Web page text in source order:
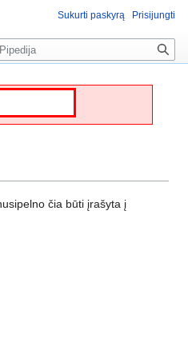
čia būti įrašyta į
Sukurti paskyrą Prisijungti